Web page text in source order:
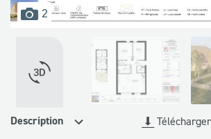
2 images
VOIR LA VISITE 360°
Description